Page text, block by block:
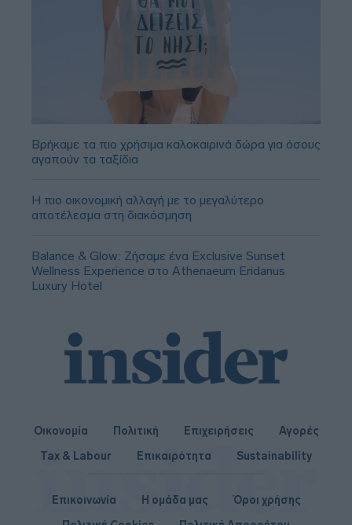
Βρήκαμε τα πιο χρήσιμα καλοκαιρινά δώρα για όσους
αγαπούν τα ταξίδια
Η πιο οικονομική αλλαγή με το μεγαλύτερο
αποτέλεσμα στη διακόσμηση
Balance & Glow: Ζήσαμε ένα Exclusive Sunset
Wellness Experience στο Athenaeum Eridanus
Luxury Hotel
Οικονομία Πολιτική Επιχειρήσεις
Αγορές
Tax & Labour
Επικαιρότητα Sustainability
Επικοινωνία Η ομάδα μας
Όροι χρήσης